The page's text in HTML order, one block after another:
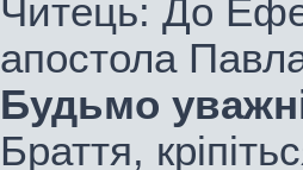
Читець: До
апостола
Будьмо
Браття,